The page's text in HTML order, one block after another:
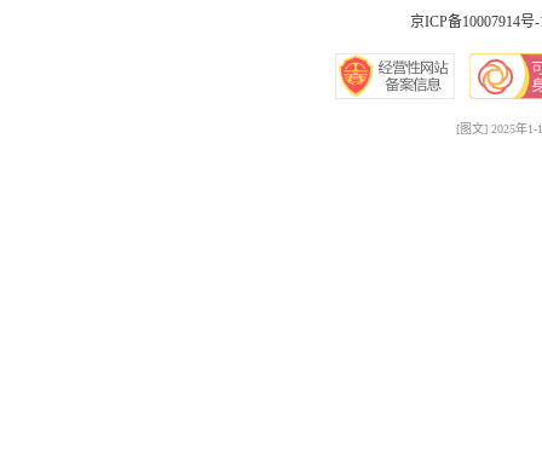
京ICP备10007914号-
[图文] 2025年